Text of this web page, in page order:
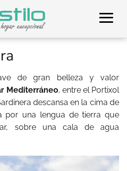
de gran belleza y valor
Mediterráneo, entre el Portixol
descansa en la cima de
por una lengua de tierra que
sobre una cala de agua